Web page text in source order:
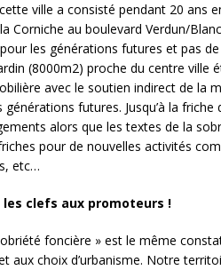
ville a consisté pendant 20 ans
Corniche au boulevard Verdun/
les générations futures et pas
(8000m2) proche du centre ville
avec le soutien indirect de la
futures. Jusqu’à la friche
alors que les textes de la
pour de nouvelles activités
etc…
les clefs aux promoteurs !
foncière » est le même
aux choix d’urbanisme. Notre